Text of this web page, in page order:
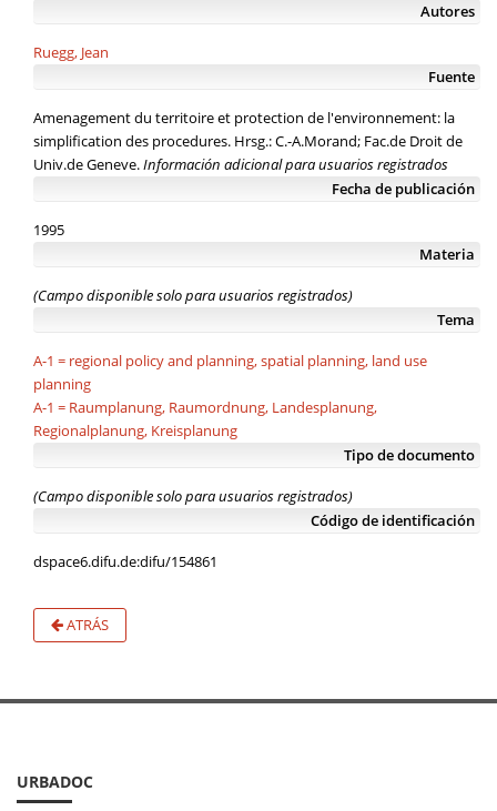
Autores
Ruegg, Jean
Fuente
Amenagement du territoire et protection de l'environnement: la
simplification des procedures. Hrsg.: C.-A.Morand; Fac.de Droit de
Univ.de Geneve.Información adicional para usuarios registrados
Fecha de publicación
1995
Materia
(Campo disponible solo para usuarios registrados)
Tema
A-1 = regional policy and planning, spatial planning, land use
planning
A-1 = Raumplanung, Raumordnung, Landesplanung,
Regionalplanung, Kreisplanung
Tipo de documento
(Campo disponible solo para usuarios registrados)
Código de identificación
dspace6.difu.de:difu/154861
ATRÁS
URBADOC